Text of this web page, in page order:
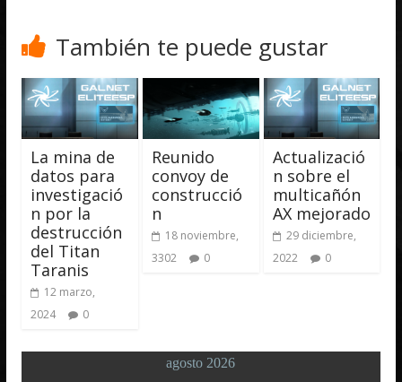
También te puede gustar
La mina de
datos para
investigació
n por la
destrucción
del Titan
Taranis
12 marzo,
2024
0
Reunido
convoy de
construcció
n
18 noviembre,
3302
0
Actualizació
n sobre el
multicañón
AX mejorado
29 diciembre,
2022
0
agosto 2026